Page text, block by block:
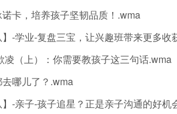
卡，培养孩子坚韧品质！.wma
-学业-复盘三宝，让兴趣班带来更多收
凌（上）：你需要教孩子这三句话.wma
哪儿了？.wma
-亲子-孩子追星？正是亲子沟通的好机